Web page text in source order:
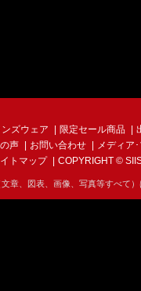
ンズウェア 限定セール商品
声 お問い合わせ
メディア
トマップ COPYRIGHT ©
章、図表、画像、写真等すべて